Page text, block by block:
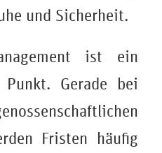
und Sicherheit.
ist ein
Gerade bei
Fristen häufig